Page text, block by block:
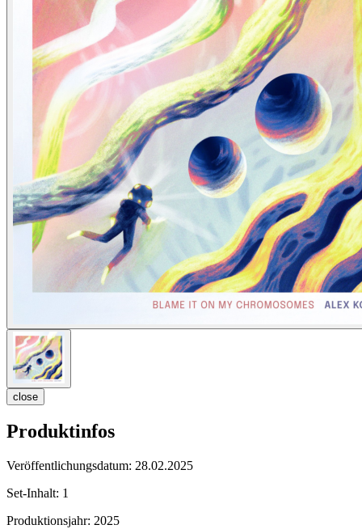
close
Produktinfos
Veröffentlichungsdatum: 28.02.2025
Set-Inhalt: 1
Produktionsjahr: 2025